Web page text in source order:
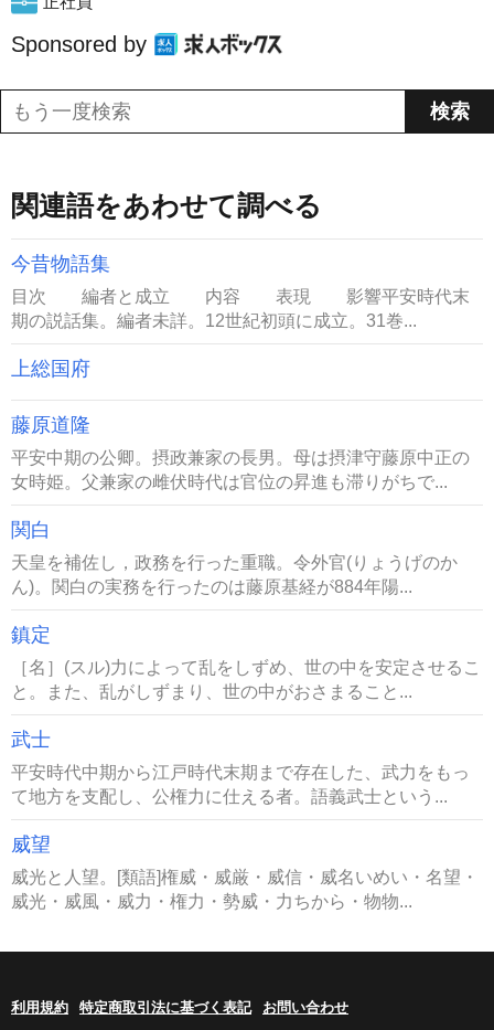
Sponsored by
関連語をあわせて調べる
今昔物語集
目次 編者と成立 内容 表現 影響平安時代末
期の説話集。編者未詳。12世紀初頭に成立。31巻...
上総国府
藤原道隆
平安中期の公卿。摂政兼家の長男。母は摂津守藤原中正の
女時姫。父兼家の雌伏時代は官位の昇進も滞りがちで...
関白
天皇を補佐し，政務を行った重職。令外官(りょうげのか
ん)。関白の実務を行ったのは藤原基経が884年陽...
鎮定
［名］(スル)力によって乱をしずめ、世の中を安定させるこ
と。また、乱がしずまり、世の中がおさまること...
武士
平安時代中期から江戸時代末期まで存在した、武力をもっ
て地方を支配し、公権力に仕える者。語義武士という...
威望
威光と人望。[類語]権威・威厳・威信・威名いめい・名望・
威光・威風・威力・権力・勢威・力ちから・物物...
利用規約 特定商取引法に基づく表記 お問い合わせ